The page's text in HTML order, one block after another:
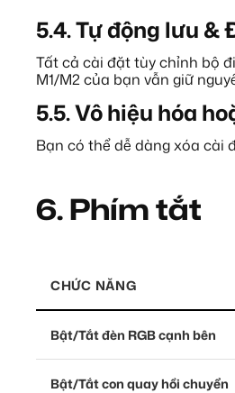
5.4.Tự động lưu &
Tất cả cài đặt tùy chỉnh bộ
M1/M2 của bạn vẫn giữ
5.5.Vô hiệu hóa
Bạn có thể dễ dàng xóa cài
6.Phím tắt
CHỨC NĂNG
Bật/Tắt đèn RGB cạnh bên
Bật/Tắt con quay hồi chuyển